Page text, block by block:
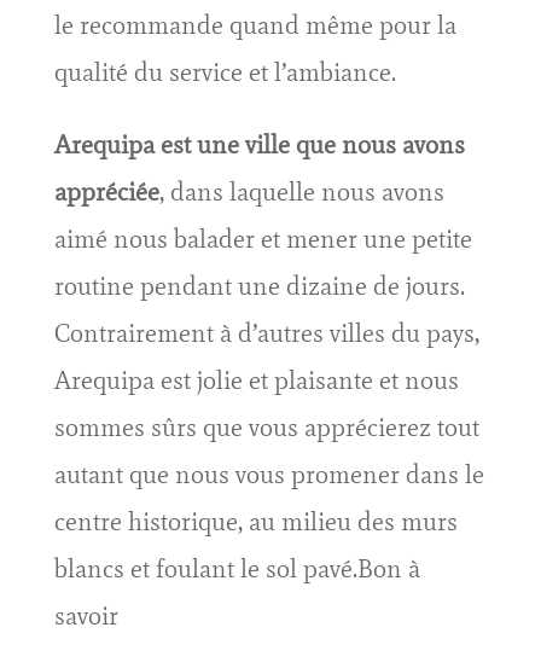
le recommande quand même pour la
qualité du service et l’ambiance.
Arequipa est une ville que nous avons
appréciée, dans laquelle nous avons
aimé nous balader et mener une petite
routine pendant une dizaine de jours.
Contrairement à d’autres villes du pays,
Arequipa est jolie et plaisante et nous
sommes sûrs que vous apprécierez tout
autant que nous vous promener dans le
centre historique, au milieu des murs
blancs et foulant le sol pavé.Bon à
savoir